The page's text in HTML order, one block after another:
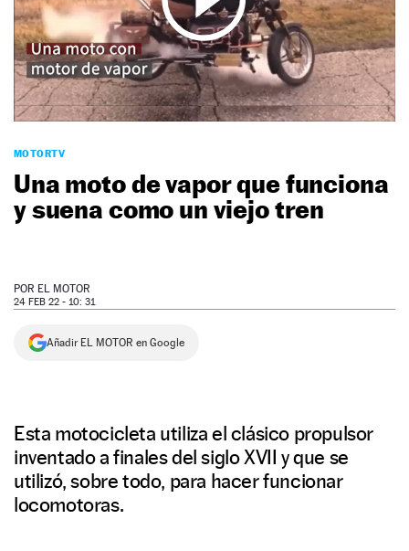
NEWSLETTER
SÍGUENOS
MOTORTV
Una moto de vapor que funciona
y suena como un viejo tren
POR EL MOTOR
24 FEB 22 - 10: 31
Añadir EL MOTOR en Google
Esta motocicleta utiliza el clásico propulsor
inventado a finales del siglo XVII y que se
utilizó, sobre todo, para hacer funcionar
locomotoras.